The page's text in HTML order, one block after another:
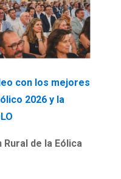
con los mejores
2026 y la
de la Eólica